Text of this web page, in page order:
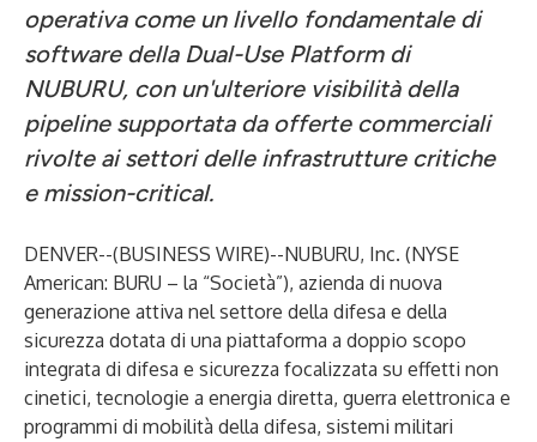
operativa come un livello fondamentale di
software della Dual-Use Platform di
NUBURU, con un'ulteriore visibilità della
pipeline supportata da offerte commerciali
rivolte ai settori delle infrastrutture critiche
e mission-critical.
DENVER--(BUSINESS WIRE)--NUBURU, Inc. (NYSE
American: BURU – la “Società”), azienda di nuova
generazione attiva nel settore della difesa e della
sicurezza dotata di una piattaforma a doppio scopo
integrata di difesa e sicurezza focalizzata su effetti non
cinetici, tecnologie a energia diretta, guerra elettronica e
programmi di mobilità della difesa, sistemi militari